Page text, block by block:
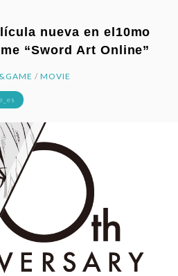
nueva en el10mo
“Sword Art Online”
/ MOVIE